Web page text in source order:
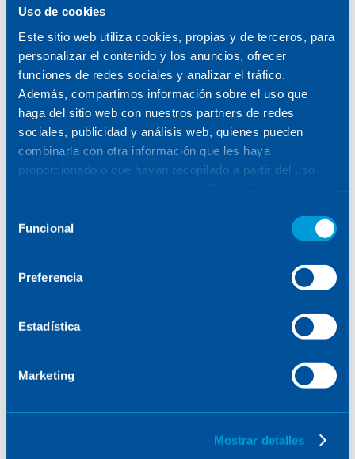
Uso de cookies
Este sitio web utiliza cookies, propias y de terceros, para
personalizar el contenido y los anuncios, ofrecer
funciones de redes sociales y analizar el tráfico.
Además, compartimos información sobre el uso que
haga del sitio web con nuestros partners de redes
sociales, publicidad y análisis web, quienes pueden
combinarla con otra información que les haya
proporcionado o que hayan recopilado a partir del uso
Funcional
Preferencia
Estadística
Marketing
Mostrar detalles
means sharing knowledge,
connecting disciplines and
helping others to grow.’
THE MIND BEHIND THE PROJECT
July 8, 2025